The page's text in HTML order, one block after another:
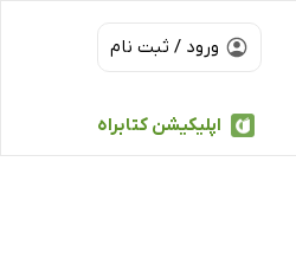
ورود / ثبت نام
اپلیکیشن کتابراه